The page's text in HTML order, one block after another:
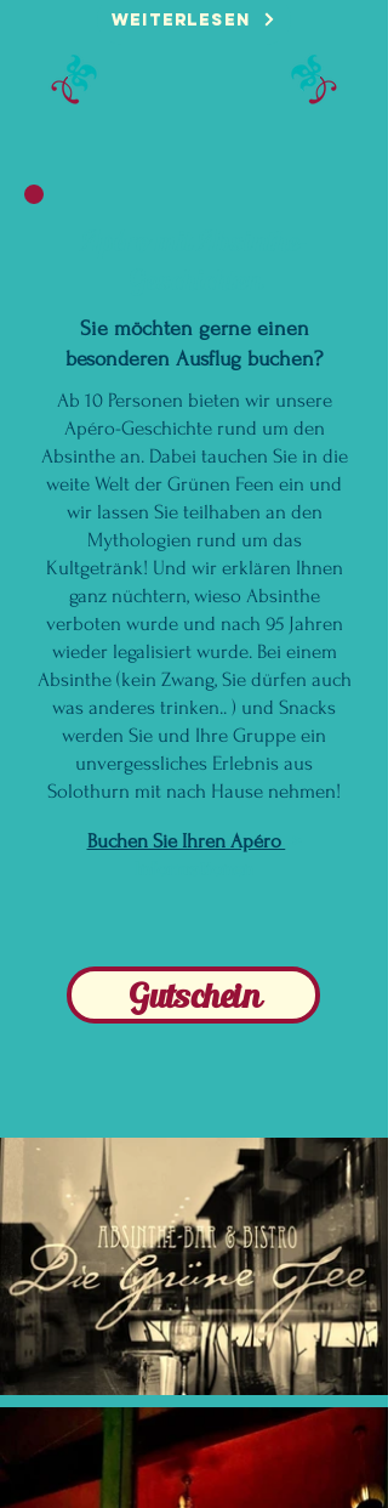
WEITERLESEN
Sie möchten gerne einen
besonderen Ausflug buchen?
Ab 10 Personen bieten wir unsere
Apéro-Geschichte rund um den
Absinthe an. Dabei tauchen Sie in die
weite Welt der Grünen Feen ein und
wir lassen Sie teilhaben an den
Mythologien rund um das
Kultgetränk! Und wir erklären Ihnen
ganz nüchtern, wieso Absinthe
verboten wurde und nach 95 Jahren
wieder legalisiert wurde. Bei einem
Absinthe (kein Zwang, Sie dürfen auch
was anderes trinken.. ) und Snacks
werden Sie und Ihre Gruppe ein
unvergessliches Erlebnis aus
Solothurn mit nach Hause nehmen!
Buchen Sie Ihren Apéro
Gutschein